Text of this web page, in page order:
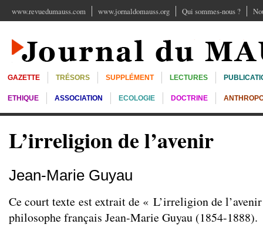
www.revuedumauss.com www.jornaldomauss.org Qui sommes-nous ?
GAZETTE TRÉSORS SUPPLÉMENT LECTURES
ETHIQUE ASSOCIATION ECOLOGIE DOCTRINE
L’irreligion de l’avenir
Jean-Marie Guyau
Ce court texte est extrait de « L’irreligion de
philosophe français Jean-Marie Guyau (1854-1888).